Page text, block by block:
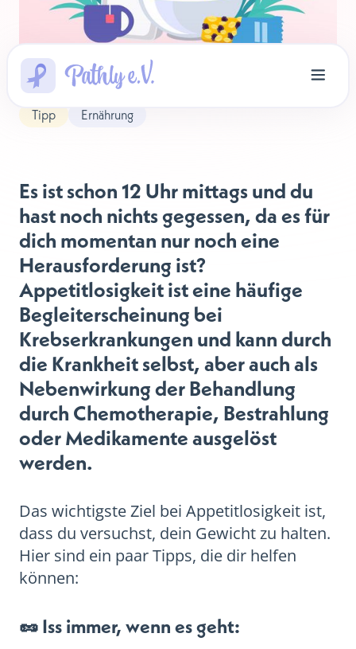
Tipp Ernährung
Es ist schon 12 Uhr mittags und du
hast noch nichts gegessen, da es für
dich momentan nur noch eine
Herausforderung ist?
Appetitlosigkeit ist eine häufige
Begleiterscheinung bei
Krebserkrankungen und kann durch
die Krankheit selbst, aber auch als
Nebenwirkung der Behandlung
durch Chemotherapie, Bestrahlung
oder Medikamente ausgelöst
werden.
Das wichtigste Ziel bei Appetitlosigkeit ist,
dass du versuchst, dein Gewicht zu halten.
Hier sind ein paar Tipps, die dir helfen
können:
🥜 Iss immer, wenn es geht: